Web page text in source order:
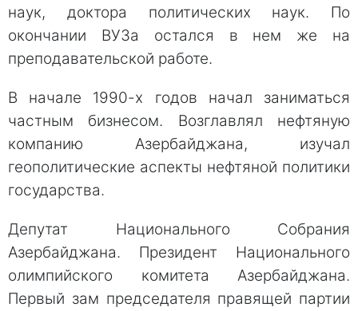
наук, доктора политических наук. По
окончании ВУЗа остался в нем же на
преподавательской работе.
В начале 1990-х годов начал заниматься
частным бизнесом. Возглавлял нефтяную
компанию Азербайджана, изучал
геополитические аспекты нефтяной политики
государства.
Депутат Национального Собрания
Азербайджана. Президент Национального
олимпийского комитета Азербайджана.
Первый зам председателя правящей партии